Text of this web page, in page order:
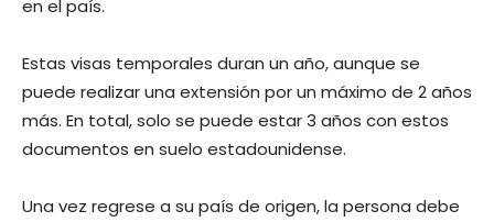
en el país.
Estas visas temporales duran un año, aunque se
puede realizar una extensión por un máximo de 2 años
más. En total, solo se puede estar 3 años con estos
documentos en suelo estadounidense.
Una vez regrese a su país de origen, la persona debe